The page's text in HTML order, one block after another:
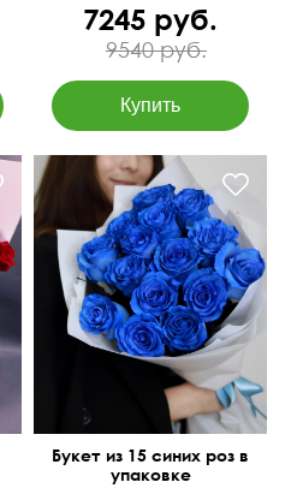
7245 руб.
9540 руб.
Букет из 15 синих роз в
упаковке